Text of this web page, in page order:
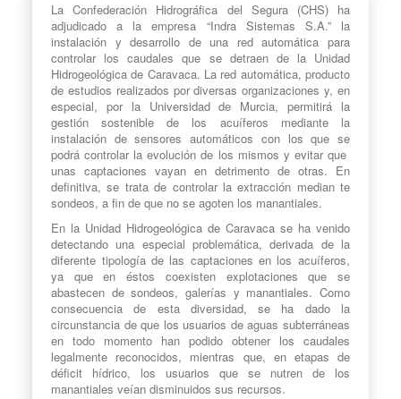
La Confederación Hidrográfica del Segura (CHS) ha
adjudicado a la empresa “Indra Sistemas S.A.” la
instalación y desarrollo de una red automática para
controlar los caudales que se detraen de la Unidad
Hidrogeológica de Caravaca. La red automática, producto
de estudios realizados por diversas organizaciones y, en
especial, por la Universidad de Murcia, permitirá la
gestión sostenible de los acuíferos mediante la
instalación de sensores automáticos con los que se
podrá controlar la evolución de los mismos y evitar que
unas captaciones vayan en detrimento de otras. En
definitiva, se trata de controlar la extracción median te
sondeos, a fin de que no se agoten los manantiales.
En la Unidad Hidrogeológica de Caravaca se ha venido
detectando una especial problemática, derivada de la
diferente tipología de las captaciones en los acuíferos,
ya que en éstos coexisten explotaciones que se
abastecen de sondeos, galerías y manantiales. Como
consecuencia de esta diversidad, se ha dado la
circunstancia de que los usuarios de aguas subterráneas
en todo momento han podido obtener los caudales
legalmente reconocidos, mientras que, en etapas de
déficit hídrico, los usuarios que se nutren de los
manantiales veían disminuidos sus recursos.